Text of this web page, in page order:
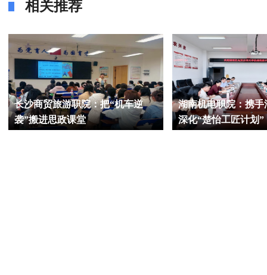
相关推荐
长沙商贸旅游职院：把“机车逆
袭”搬进思政课堂
湖南机电职院：携手
深化“楚怡工匠计划”